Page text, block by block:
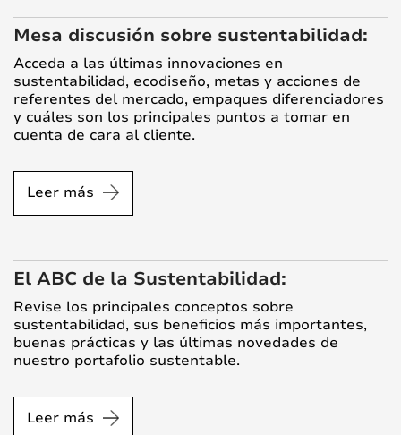
Mesa discusión sobre sustentabilidad:
Acceda a las últimas innovaciones en
sustentabilidad, ecodiseño, metas y acciones de
referentes del mercado, empaques diferenciadores
y cuáles son los principales puntos a tomar en
cuenta de cara al cliente.
Leer más
El ABC de la Sustentabilidad:
Revise los principales conceptos sobre
sustentabilidad, sus beneficios más importantes,
buenas prácticas y las últimas novedades de
nuestro portafolio sustentable.
Leer más